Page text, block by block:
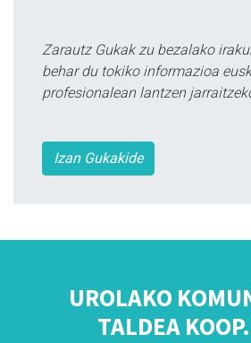
Zarautz Gukak zu bezalako
behar du tokiko informazioa
profesionalean lantzen
Izan Gukakide
UROLAKO
TALDEA